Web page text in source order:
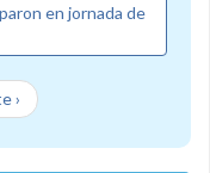
en jornada de
›